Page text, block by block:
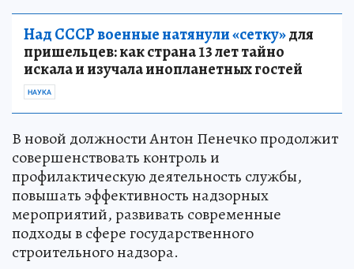
Над СССР военные натянули «сетку»для
пришельцев: как страна 13 лет тайно
искала и изучала инопланетных гостей
НАУКА
В новой должности Антон Пенечко продолжит
совершенствовать контроль и
профилактическую деятельность службы,
повышать эффективность надзорных
мероприятий, развивать современные
подходы в сфере государственного
строительного надзора.